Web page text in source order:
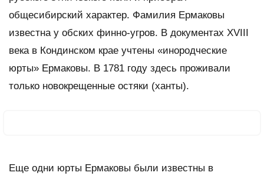
общесибирский характер. Фамилия Ермаковы
известна у обских финно-угров. В документах XVIII
века в Кондинском крае учтены «инородческие
юрты» Ермаковы. В 1781 году здесь проживали
только новокрещенные остяки (ханты).
Еще одни юрты Ермаковы были известны в